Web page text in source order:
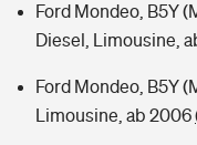
Ford Mondeo, B5Y
Diesel, Limousine,
Ford Mondeo, B5Y
Limousine, ab 2006